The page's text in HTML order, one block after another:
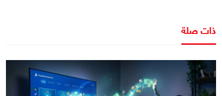
ذات صلة